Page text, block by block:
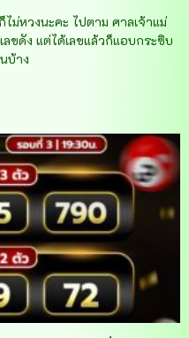
ม่หวงนะคะ ไปตาม ศาลเจ้าแม่
ขดัง แต่ได้เลขแล้วก็แอบกระซิบ
บ้าง